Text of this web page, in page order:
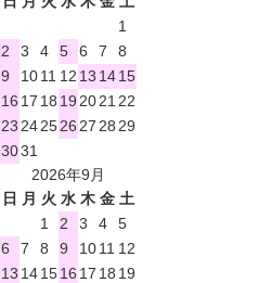
1
2
3 4 5 6 7
8
9
1011 12 13 1415
16 17 18 19 2021 22
23 242526 27 28 29
3031
2026年9月
日 月 火 水 木 金 土
1
2 3 4
5
6
7 8 9 1011 12
13 141516 17 18 19